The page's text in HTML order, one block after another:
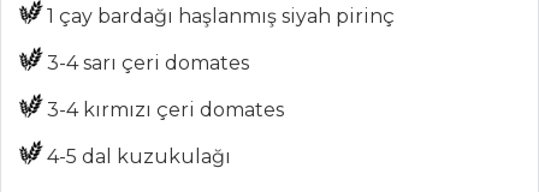
Medya
Aktüel
Chefs
Haber
1 çay bardağı haşlanmış siyah pirinç
3-4 sarı çeri domates
3-4 kırmızı çeri domates
4-5 dal kuzukulağı